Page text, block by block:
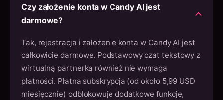
Czy założenie konta w Candy AI jest
darmowe?
Tak, rejestracja i założenie konta w Candy AI jest
całkowicie darmowe. Podstawowy czat tekstowy z
wirtualną partnerką również nie wymaga
płatności. Płatna subskrypcja (od około 5,99 USD
miesięcznie) odblokowuje dodatkowe funkcje,